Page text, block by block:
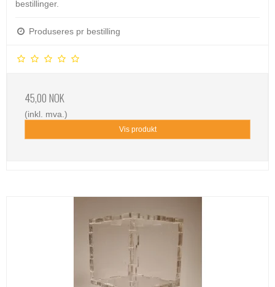
bestillinger.
Produseres pr bestilling
45,00 NOK
(inkl. mva.)
Vis produkt